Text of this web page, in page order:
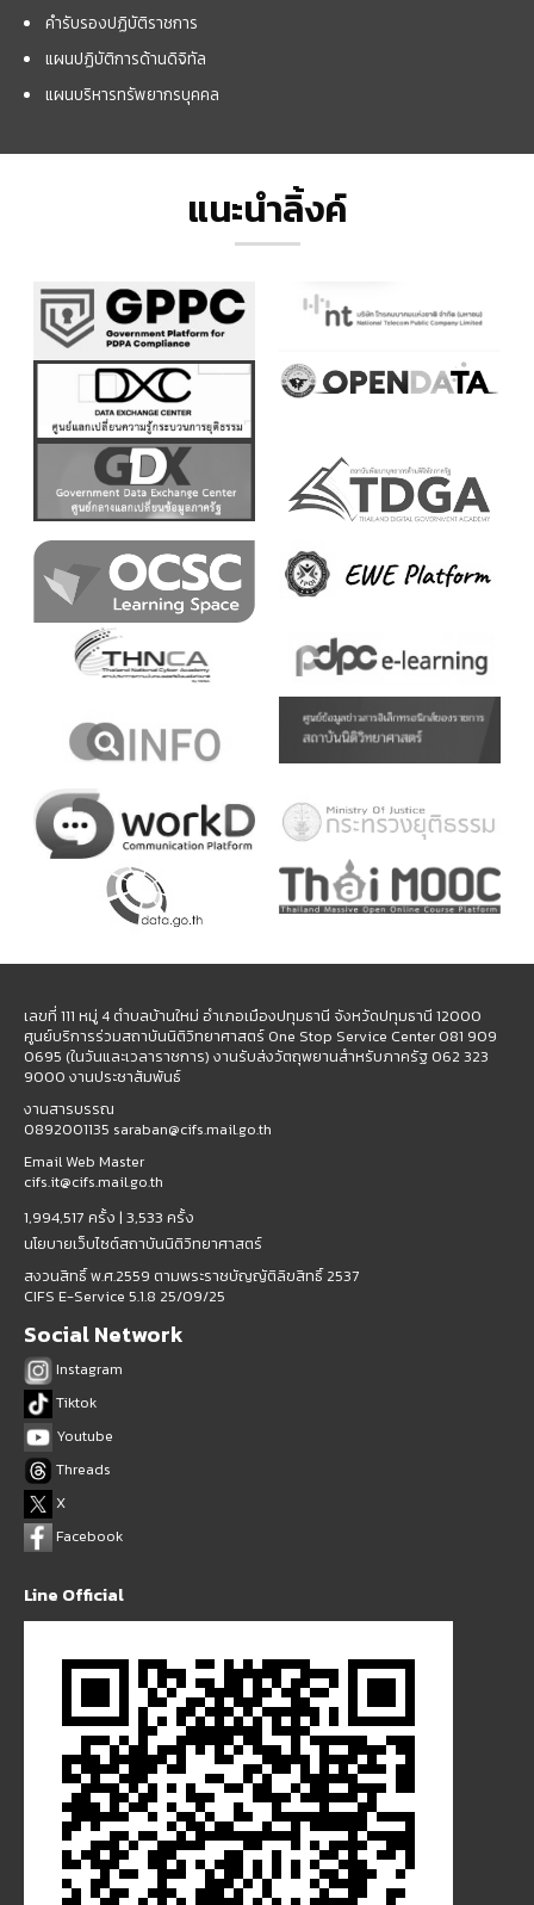
คำรับรองปฏิบัติราชการ
แผนปฏิบัติการด้านดิจิทัล
แผนบริหารทรัพยากรบุคคล
แนะนำลิ้งค์
เลขที่ 111 หมู่ 4 ตำบลบ้านใหม่ อำเภอเมืองปทุมธานี จังหวัดปทุมธานี 12000
ศูนย์บริการร่วมสถาบันนิติวิทยาศาสตร์ One Stop Service Center 081 909
0695 (ในวันและเวลาราชการ) งานรับส่งวัตถุพยานสำหรับภาครัฐ 062 323
9000 งานประชาสัมพันธ์
งานสารบรรณ
0892001135 saraban@cifs.mail.go.th
Email Web Master
cifs.it@cifs.mail.go.th
1,994,517 ครั้ง | 3,533 ครั้ง
นโยบายเว็บไซต์สถาบันนิติวิทยาศาสตร์
สงวนสิทธิ์ พ.ศ.2559 ตามพระราชบัญญัติลิขสิทธิ์ 2537
CIFS E-Service 5.1.8 25/09/25
Social Network
Instagram
Tiktok
Youtube
Threads
X
Facebook
Line Official